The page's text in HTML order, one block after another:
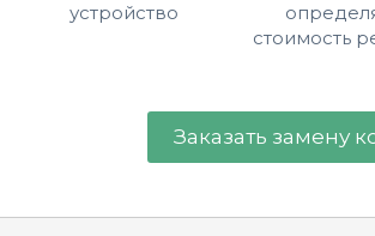
устройство
стоимость
Заказать замену